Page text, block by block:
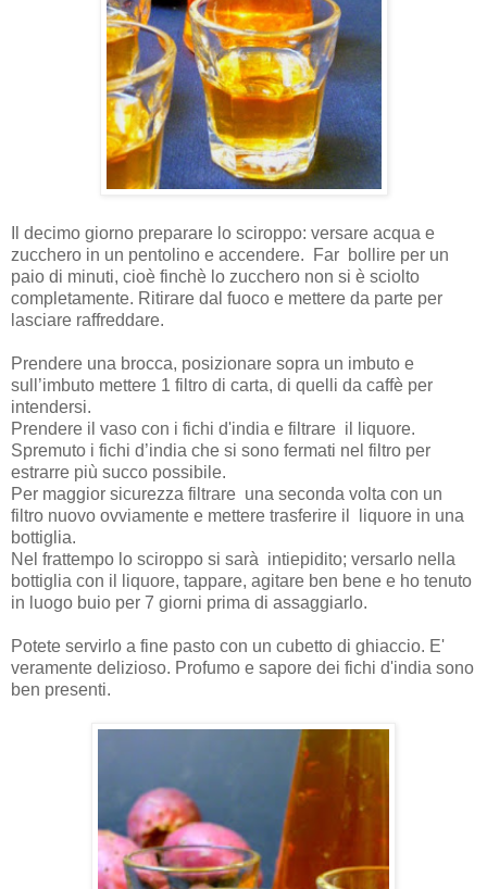
Il decimo giorno preparare lo sciroppo: versare acqua e
zucchero in un pentolino e accendere. Far bollire per un
paio di minuti, cioè finchè lo zucchero non si è sciolto
completamente. Ritirare dal fuoco e mettere da parte per
lasciare raffreddare.
Prendere una brocca, posizionare sopra un imbuto e
sull’imbuto mettere 1 filtro di carta, di quelli da caffè per
intendersi.
Prendere il vaso con i fichi d'india e filtrare il liquore.
Spremuto i fichi d’india che si sono fermati nel filtro per
estrarre più succo possibile.
Per maggior sicurezza filtrare una seconda volta con un
filtro nuovo ovviamente e mettere trasferire il liquore in una
bottiglia.
Nel frattempo lo sciroppo si sarà intiepidito; versarlo nella
bottiglia con il liquore, tappare, agitare ben bene e ho tenuto
in luogo buio per 7 giorni prima di assaggiarlo.
Potete servirlo a fine pasto con un cubetto di ghiaccio. E'
veramente delizioso. Profumo e sapore dei fichi d'india sono
ben presenti.